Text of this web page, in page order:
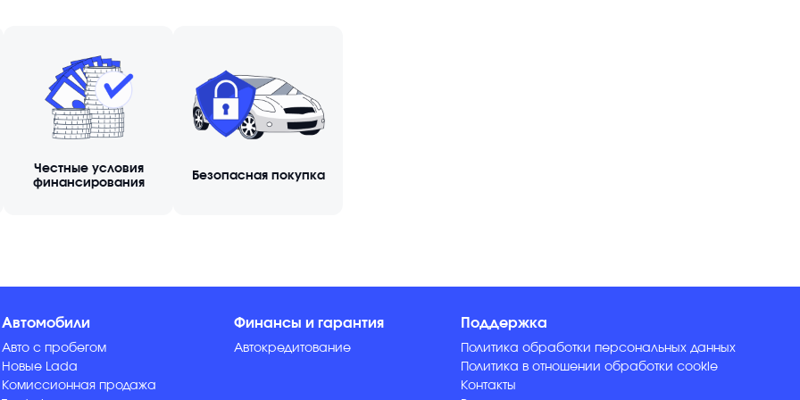
Честные условия
финансирования
Безопасная покупка
Автомобили
Авто с пробегом
Новые Lada
Комиссионная продажа
Финансы и гарантия
Автокредитование
Поддержка
Политика обработки персональных данных
Политика в отношении обработки cookie
Контакты